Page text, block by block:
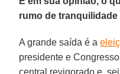
rumo de
A grande saída é a
presidente e
central revigorado e,